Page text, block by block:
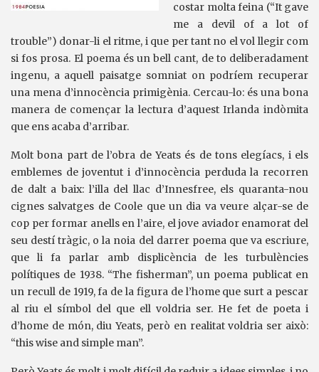
costar molta feina (“It gave
me a devil of a lot of
trouble”) donar-li el ritme, i que per tant no el vol llegir com
si fos prosa. El poema és un bell cant, de to deliberadament
ingenu, a aquell paisatge somniat on podríem recuperar
una mena d’innocència primigènia. Cercau-lo: és una bona
manera de començar la lectura d’aquest Irlanda indòmita
que ens acaba d’arribar.
Molt bona part de l’obra de Yeats és de tons elegíacs, i els
emblemes de joventut i d’innocència perduda la recorren
de dalt a baix: l’illa del llac d’Innesfree, els quaranta-nou
cignes salvatges de Coole que un dia va veure alçar-se de
cop per formar anells en l’aire, el jove aviador enamorat del
seu destí tràgic, o la noia del darrer poema que va escriure,
que li fa parlar amb displicència de les turbulències
polítiques de 1938. “The fisherman”, un poema publicat en
un recull de 1919, fa de la figura de l’home que surt a pescar
al riu el símbol del que ell voldria ser. He fet de poeta i
d’home de món, diu Yeats, però en realitat voldria ser això:
“this wise and simple man”.